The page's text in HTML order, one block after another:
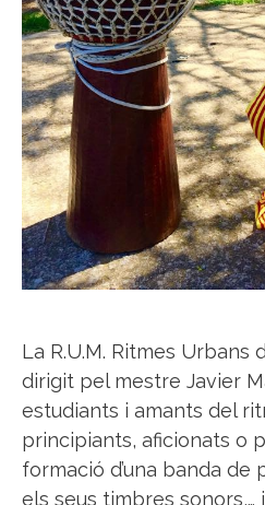
La R.U.M. Ritmes Urbans
dirigit pel mestre Javier
estudiants i amants del
principiants, aficionats o
formació d’una banda
els seus timbres sonors,…